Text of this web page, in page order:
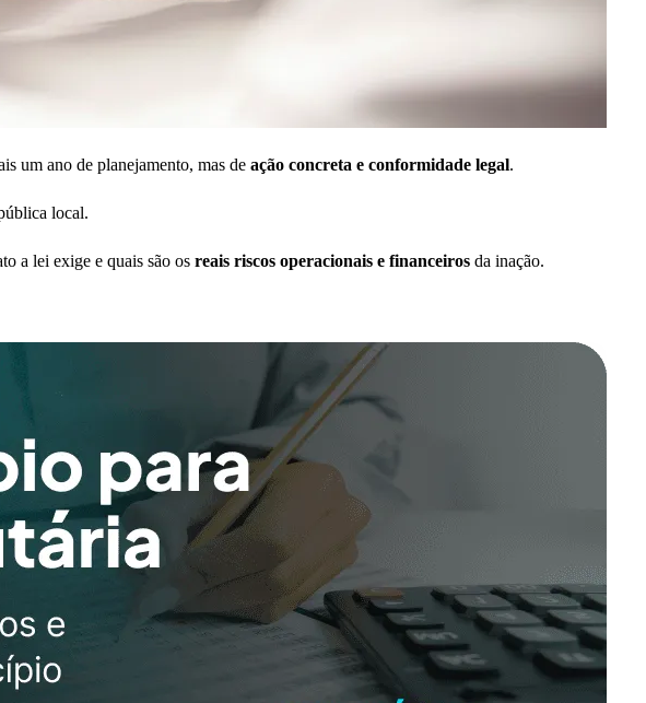
um ano de planejamento, mas de ação concreta e conformidade legal.
local.
a lei exige e quais são os reais riscos operacionais e financeiros da inação.